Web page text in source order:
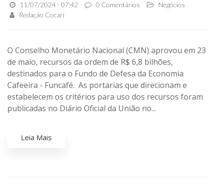
11/07/2024 - 07:42 0 Comentários
Negócios
Redação Cocari
O Conselho Monetário Nacional (CMN) aprovou em 23
de maio, recursos da ordem de R$ 6,8 bilhões,
destinados para o Fundo de Defesa da Economia
Cafeeira - Funcafé. As portarias que direcionam e
estabelecem os critérios para uso dos recursos foram
publicadas no Diário Oficial da União no...
Leia Mais